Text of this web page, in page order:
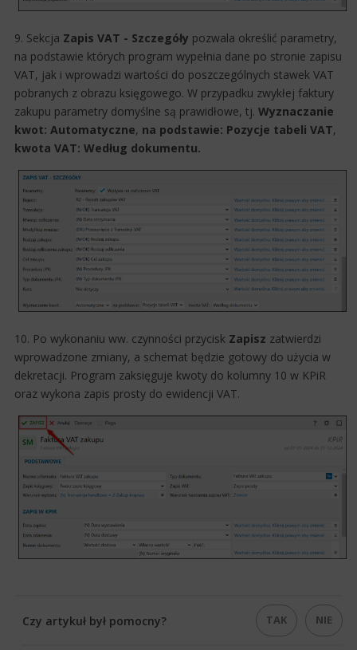
9. Sekcja Zapis VAT - Szczegóły pozwala określić parametry,
na podstawie których program wypełnia dane po stronie zapisu
VAT, jak i wprowadzi wartości do poszczególnych stawek VAT​
pobranych z obrazu księgowego. W przypadku zwykłej faktury
zakupu parametry domyślne są prawidłowe, tj. Wyznaczanie
kwot: Automatyczne, na podstawie: Pozycje tabeli VAT,
kwota VAT: Według dokumentu.
10. Po wykonaniu ww. czynności przycisk Zapisz zatwierdzi
wprowadzone zmiany, a schemat będzie gotowy do użycia w
dekretacji. Program zaksięguje kwoty do kolumny 10 w KPiR
oraz wykona zapis prosty do ewidencji VAT.
Czy artykuł był pomocny? TAK NIE